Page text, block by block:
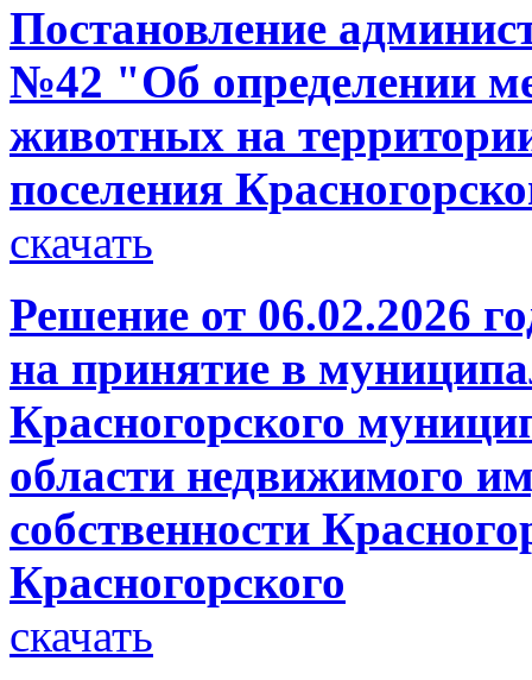
Постановление
№42 "Об определении
животных на
поселения
скачать
Решение от 06.02.2026
на принятие в
Красногорского
области недвижимого
собственности
Красногорского
скачать